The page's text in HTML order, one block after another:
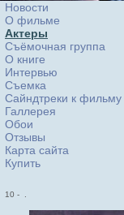
Новости
О фильме
Актеры
Съёмочная группа
О книге
Интервью
Cъемка
Сайндтреки к фильму
Галлерея
Обои
Отзывы
Карта сайта
Купить
10 -